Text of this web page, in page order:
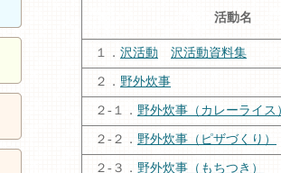
活動名
１． 沢活動 沢活動資料集
２． 野外炊事
２-１． 野外炊事（カレーライス
２-２． 野外炊事（ピザづくり）
２-３． 野外炊事（もちつき）